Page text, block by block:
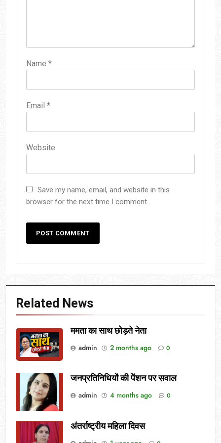
Name *
Email *
Website
Save my name, email, and website in this
browser for the next time I comment.
Related News
ममता का साथ छोड़ते नेता
admin
2 months ago 0
जनप्रतिनिधियों की पेंशन पर सवाल
admin
4 months ago 0
अंतर्राष्ट्रीय महिला दिवस